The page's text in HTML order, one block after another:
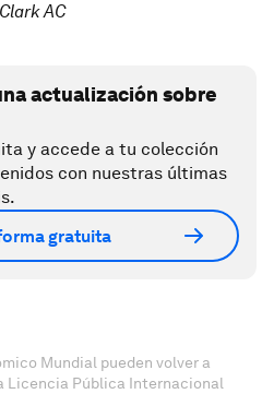
AC
actualización sobre
y accede a tu colección
con nuestras últimas
gratuita
Mundial pueden volver a
Licencia Pública Internacional